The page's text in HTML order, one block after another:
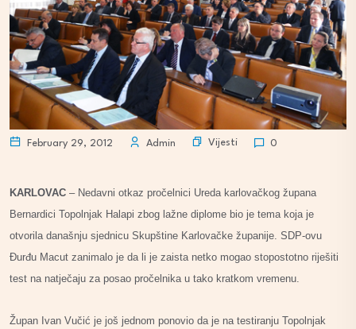
February 29, 2012 Admin Vijesti 0
KARLOVAC – Nedavni otkaz pročelnici Ureda karlovačkog župana
Bernardici Topolnjak Halapi zbog lažne diplome bio je tema koja je
otvorila današnju sjednicu Skupštine Karlovačke županije. SDP-ovu
Đurđu Macut zanimalo je da li je zaista netko mogao stopostotno riješiti
test na natječaju za posao pročelnika u tako kratkom vremenu.
Župan Ivan Vučić je još jednom ponovio da je na testiranju Topolnjak